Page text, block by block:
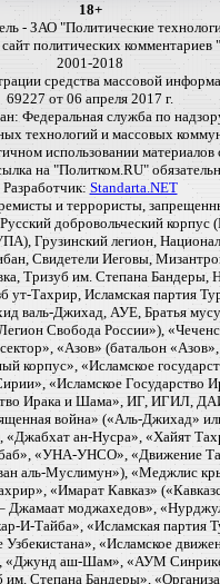
18+
- ЗАО "Политические
политических комментариев
2001-2018
средства массовой
69227 от 06 апреля 2017 г.
Федеральная служба по
технологий и массовых
использовании материалов
на "Политком.RU"
Разработчик: Standarta.NET
и террористы,
добровольческий корпус
Грузинский легион,
Свидетели Иеговы,
Тризуб им. Степана Бандеры,
ут-Тахрир, Исламская партия
валь-Джихад, АУЕ, Братья
Свобода России»),
«Азов» (батальон
корпус», «Исламское
«Исламское Государство
Ирака и Шама», ИГ, ИГИЛ,
война» («Аль-Джихад»
«Джабхат ан-Нусра», «Хайят
«УНА-УНСО», «Движение
аль-Муслимун»), «Меджлис
«Имарат Кавказ»
Джамаат моджахедов»,
И-Тайба», «Исламская партия
«Исламское
«Джунд аш-Шам», «АУМ
им. Степана Бандеры»,